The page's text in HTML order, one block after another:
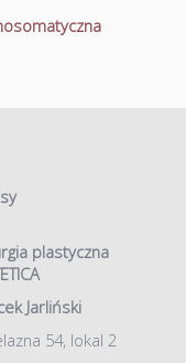
plastyczna
Jarliński
54, lokal 2